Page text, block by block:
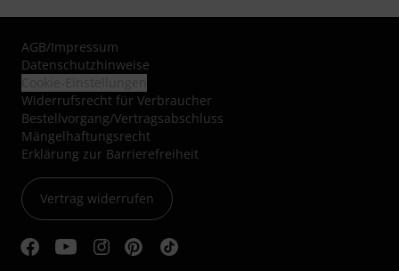
AGB/Impressum
Datenschutzhinweise
Widerrufsrecht für Verbraucher
Bestellvorgang/Vertragsabschluss
Mängelhaftungsrecht
Erklärung zur Barrierefreiheit
Vertrag widerrufen